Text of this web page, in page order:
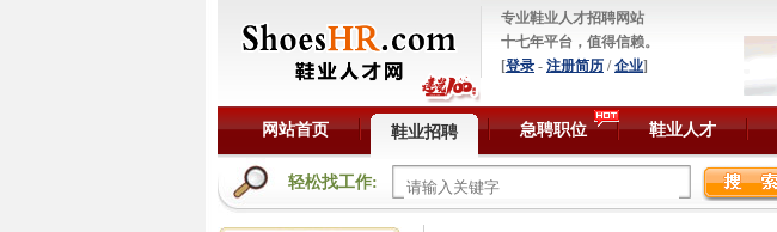
专业鞋业人才招聘网站
十七年平台，值得信赖。
[登录 - 注册简历 /企业]
网站首页 鞋业招聘 急聘职位 鞋业人才
轻松找工作: